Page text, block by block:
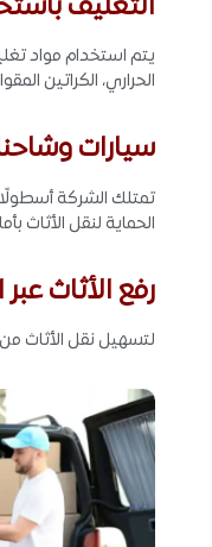
التغليف
يتم استخدام مواد
الحراري، الكراتين
سيارات
تمتلك الشركة
الحماية لنقل الأثاث
رفع الأثاث
لتسهيل نقل الأثاث من